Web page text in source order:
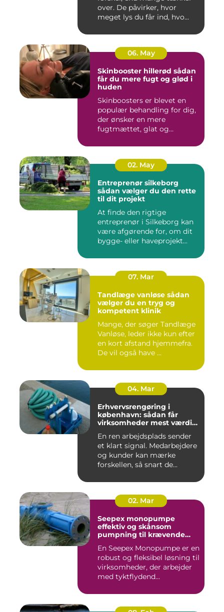
over. De påvirker, hvor
meget lys du får ind, hvo...
06. May
Skinbooster hillerød sådan
får du mere fugt og glød i
huden
Skinboosters er blevet en
populær behandling for dig,
der ønsker en mere
fugtmættet, glat og
02. May
Entreprenør silkeborg
sådan vælger du den rette
til dit projekt
At finde den rigtige
entreprenør i Silkeborg kan
være afgørende for, om dit
bygge- eller haveprojekt...
07. Mar
Tandlæge vanløse sådan
vælger du en tryg og
kompetent klinik
Mange, der søger Tandlæge
Vanløse, leder ikke kun efter
en kort afstand hjemmefra.
De vil også have ...
04. Mar
Erhvervsrengøring i
københavn: sådan får
virksomheder mest værdi
En ren arbejdsplads sender
et klart signal. Medarbejdere
og kunder kan mærke
forskellen, så snart de...
02. Mar
Seepex monopumpe
effektiv og skånsom
pumpning til krævende
En Seepex Monopumpe er en
robust og fleksibel løsning til
virksomheder, der arbejder
med tyktflydend...